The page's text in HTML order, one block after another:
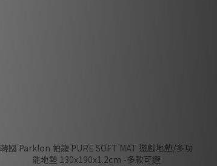
韓國 Parklon 帕龍 PURE SOFT MAT 遊戲地墊/多功
能地墊 130x190x1.2cm -多款可選